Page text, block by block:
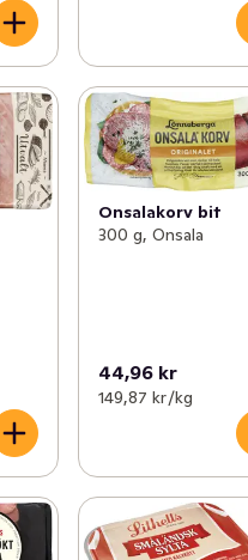
Onsalakorv bit
300 g, Onsala
44,96 kr
149,87 kr /kg